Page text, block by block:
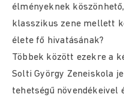
élményeknek
klasszikus zene mellett
élete fő hivatásának?
Többek között ezekre a
Solti György Zeneiskola
tehetségű növendékeivel